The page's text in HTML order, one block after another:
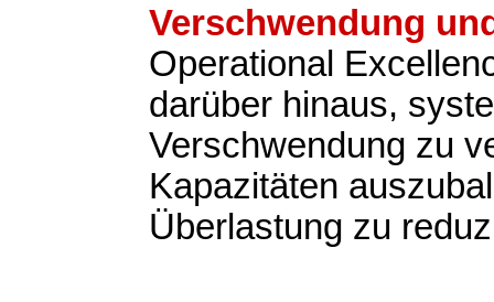
Verschwendung
Operational
darüber hinaus,
Verschwendung zu
Kapazitäten
Überlastung zu